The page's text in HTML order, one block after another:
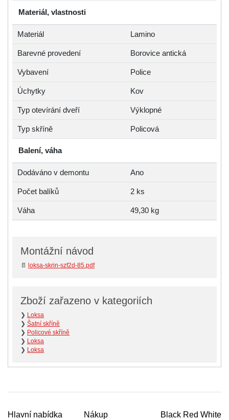
Materiál, vlastnosti
Materiál Lamino
Barevné provedení Borovice antická
Vybavení Police
Úchytky Kov
Typ otevírání dveří Výklopné
Typ skříně Policová
Balení, váha
Dodáváno v demontu Ano
Počet balíků 2 ks
Váha 49,30 kg
Montážní návod
📄 loksa-skrin-szf2d-85.pdf
Zboží zařazeno v kategoriích
❯ Loksa
❯ Šatní skříně
❯ Policové skříně
❯ Loksa
❯ Loksa
Hlavní nabídka Nákup Black Red White